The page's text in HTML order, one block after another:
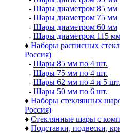
- Шары диаметром 85 мм
- Шары диаметром 75 мм
- Шары диаметром 60 мм
- Шары диаметром 115
♦ Наборы расписных
Россия)
- Шары 85 мм по 4 шт.
- Шары 75 мм по 4 шт.
- Шары 62 мм по 4 и 5 шт.
- Шары 50 мм по 6 шт.
♦ Наборы стеклянных
Россия)
♦ Стеклянные шары с
♦ Подставки, подвески,